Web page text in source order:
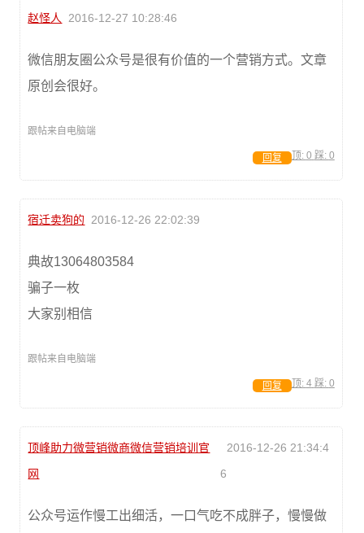
赵怪人 2016-12-27 10:28:46
微信朋友圈公众号是很有价值的一个营销方式。文章
原创会很好。
跟帖来自电脑端
顶: 0 踩: 0
回复
宿迁卖狗的 2016-12-26 22:02:39
典故13064803584
骗子一枚
大家别相信
跟帖来自电脑端
顶: 4 踩: 0
回复
顶峰助力微营销微商微信营销培训官
网
2016-12-26 21:34:4
6
公众号运作慢工出细活，一口气吃不成胖子，慢慢做